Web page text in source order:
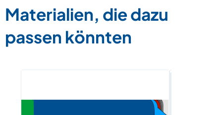
Materialien, die dazu
passen könnten